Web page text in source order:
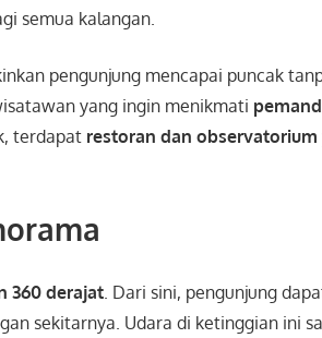
semua kalangan.
pengunjung mencapai puncak
yang ingin menikmati
terdapat restoran dan observatorium
360 derajat . Dari sini, pengunjung
sekitarnya. Udara di ketinggian ini